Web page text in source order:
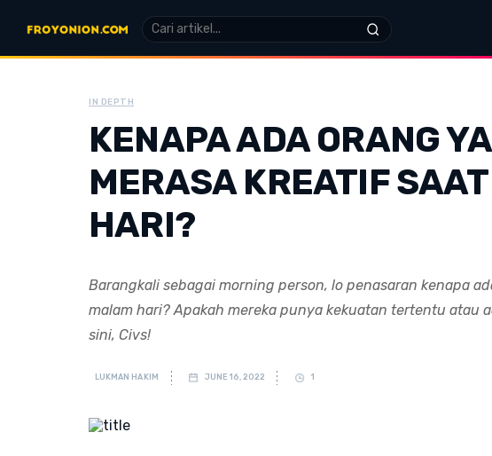
IN DEPTH
KENAPA ADA ORANG
MERASA KREATIF
HARI?
Barangkali sebagai morning person, lo penasaran kenapa
malam hari? Apakah mereka punya kekuatan tertentu atau
sini, Civs!
LUKMAN HAKIM JUNE 16, 2022 1